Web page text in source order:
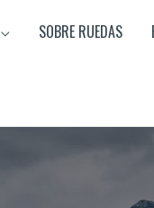
SOBRE RUEDAS